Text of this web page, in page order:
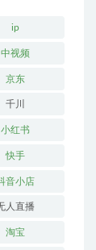
ip
中视频
京东
千川
小红书
快手
音小店
人直播
淘宝